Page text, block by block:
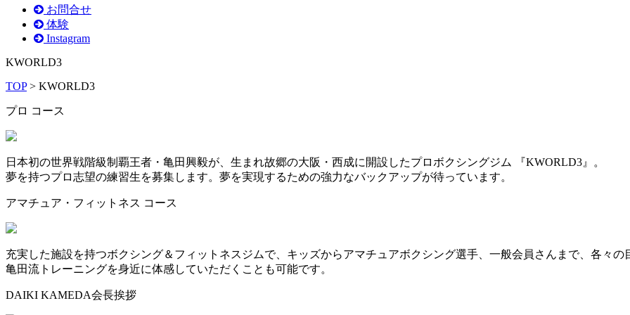
お問合せ
体験
Instagram
KWORLD3
TOP> KWORLD3
プロ コース
日本初の世界戦階級制覇王者・亀田興毅が、生まれ故郷の大阪・西成に開設したプロボクシングジム 『KWORLD3』。
夢を持つプロ志望の練習生を募集します。夢を実現するための強力なバックアップが待っています。
アマチュア・フィットネス コース
充実した施設を持つボクシング＆フィットネスジムで、キッズからアマチュアボクシング選手、一般会員さんまで、各々
亀田流トレーニングを身近に体感していただくことも可能です。
DAIKI KAMEDA会長挨拶